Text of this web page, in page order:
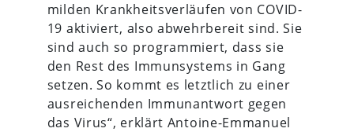
milden Krankheitsverläufen von COVID-
19 aktiviert, also abwehrbereit sind. Sie
sind auch so programmiert, dass sie
den Rest des Immunsystems in Gang
setzen. So kommt es letztlich zu einer
ausreichenden Immunantwort gegen
das Virus“, erklärt Antoine-Emmanuel